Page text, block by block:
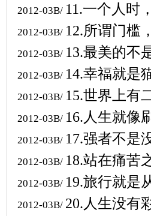
2012-03B/ 11.一个人时
2012-03B/ 12.所谓门槛
2012-03B/ 13.最美的不
2012-03B/ 14.幸福就是
2012-03B/ 15.世界上有
2012-03B/ 16. 人生就像
2012-03B/ 17.强者不是
2012-03B/ 18.站在痛苦
2012-03B/ 19.旅行就是
2012-03B/ 20. 人生没有